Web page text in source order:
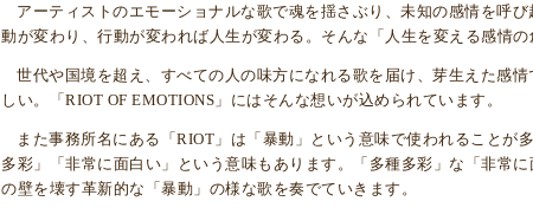
アーティストのエモーショナルな歌で魂を揺さぶり、未知の感情を呼
動が変わり、行動が変われば人生が変わる。 そんな「人生を変える感情の
世代や国境を超え、すべての人の味方になれる歌を届け、芽生えた感
しい。「 RIOT OF EMOTIONS 」にはそんな想いが込められています。
また事務所名にある「RIOT 」は「暴動」という意味で使われることが
多彩」「非常に面白い」という意味もあります。「多種多彩」な「非常
の壁を壊す革新的な「暴動」の様な歌を奏でていきます。